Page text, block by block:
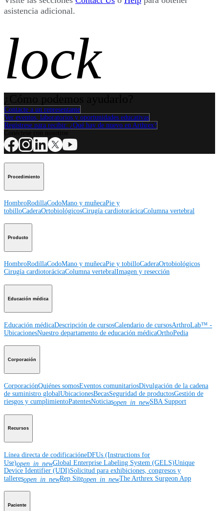
asistencia adicional.
lock
Contacte a un representante
Ver eventos, laboratorios y oportunidades educativas
Regístrese para recibir: ¿Qué hay de nuevo en Arthrex?
Procedimiento
HombroRodillaCodoMano y muñecaPie y
tobilloCaderaOrtobiológicosCirugía cardiotorácicaColumna vertebral
Producto
HombroRodillaCodoMano y muñecaPie y tobilloCaderaOrtobiológicos
Cirugía cardiotorácicaColumna vertebralImagen y resección
Educación médica
Educación médicaDescripción de cursosCalendario de cursosArthroLab™ -
UbicacionesNuestro departamento de educación médicaOrthoPedia
Corporación
CorporaciónQuiénes somosEventos comunitariosDivulgación de la cadena
de suministro globalUbicacionesBecasSeguridad de productosGestión de
riesgos y cumplimientoPatentesNoticiasopen_in_newSBA Support
Recursos
Línea directa de codificacióneDFUs (Instructions for
Use)open_in_newGlobal Enterprise Labeling System (GELS)Unique
Device Identifier (UDI)Solicitud para exhibiciones, congresos y
talleresopen_in_newRep Siteopen_in_newThe Arthrex Surgeon App
Paciente